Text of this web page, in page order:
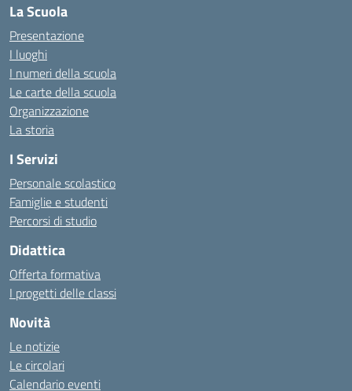
La Scuola
Presentazione
I luoghi
I numeri della scuola
Le carte della scuola
Organizzazione
La storia
I Servizi
Personale scolastico
Famiglie e studenti
Percorsi di studio
Didattica
Offerta formativa
I progetti delle classi
Novità
Le notizie
Le circolari
Calendario eventi